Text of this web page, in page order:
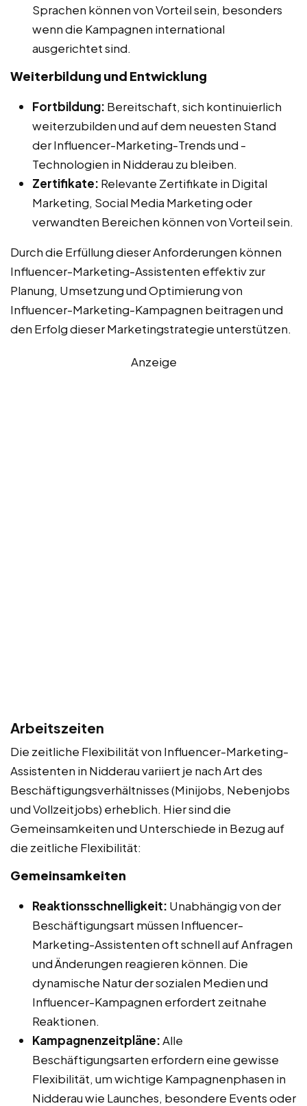
Sprachen können von Vorteil sein, besonders
wenn die Kampagnen international
ausgerichtet sind.
Weiterbildung und Entwicklung
Fortbildung: Bereitschaft, sich kontinuierlich
weiterzubilden und auf dem neuesten Stand
der Influencer-Marketing-Trends und -
Technologien in Nidderau zu bleiben.
Zertifikate: Relevante Zertifikate in Digital
Marketing, Social Media Marketing oder
verwandten Bereichen können von Vorteil sein.
Durch die Erfüllung dieser Anforderungen können
Influencer-Marketing-Assistenten effektiv zur
Planung, Umsetzung und Optimierung von
Influencer-Marketing-Kampagnen beitragen und
den Erfolg dieser Marketingstrategie unterstützen.
Anzeige
Arbeitszeiten
Die zeitliche Flexibilität von Influencer-Marketing-
Assistenten in Nidderau variiert je nach Art des
Beschäftigungsverhältnisses (Minijobs, Nebenjobs
und Vollzeitjobs) erheblich. Hier sind die
Gemeinsamkeiten und Unterschiede in Bezug auf
die zeitliche Flexibilität:
Gemeinsamkeiten
Reaktionsschnelligkeit: Unabhängig von der
Beschäftigungsart müssen Influencer-
Marketing-Assistenten oft schnell auf Anfragen
und Änderungen reagieren können. Die
dynamische Natur der sozialen Medien und
Influencer-Kampagnen erfordert zeitnahe
Reaktionen.
Kampagnenzeitpläne:Alle
Beschäftigungsarten erfordern eine gewisse
Flexibilität, um wichtige Kampagnenphasen in
Nidderau wie Launches, besondere Events oder